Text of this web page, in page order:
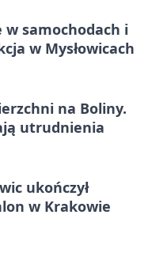
samochodach i
w Mysłowicach
na Boliny.
utrudnienia
ukończył
w Krakowie